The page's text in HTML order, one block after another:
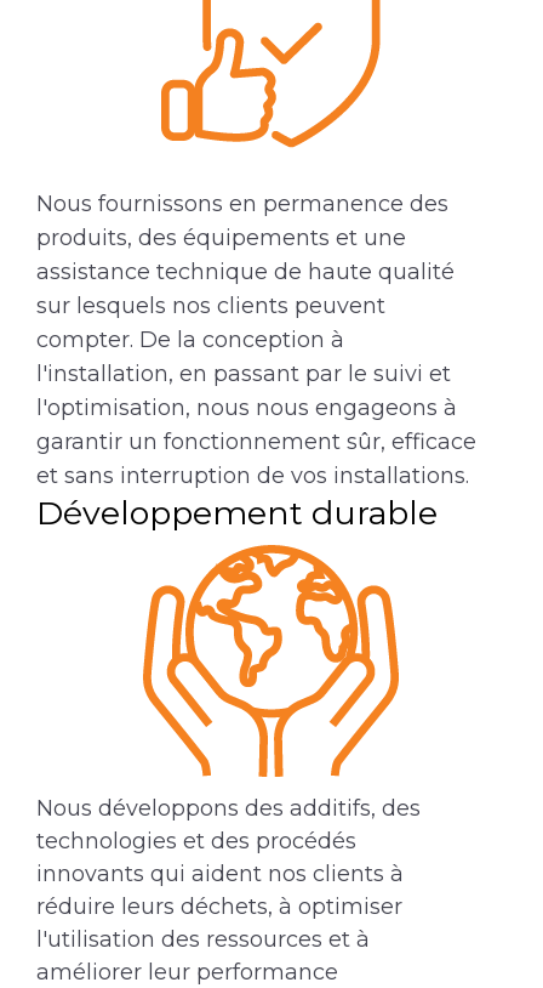
Nous fournissons en permanence des
produits, des équipements et une
assistance technique de haute qualité
sur lesquels nos clients peuvent
compter. De la conception à
l'installation, en passant par le suivi et
l'optimisation, nous nous engageons à
garantir un fonctionnement sûr, efficace
et sans interruption de vos installations.
Développement durable
Nous développons des additifs, des
technologies et des procédés
innovants qui aident nos clients à
réduire leurs déchets, à optimiser
l'utilisation des ressources et à
améliorer leur performance